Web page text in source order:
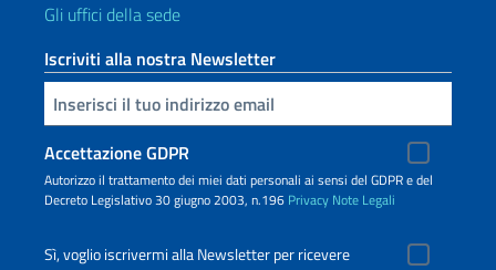
Gli uffici della sede
Iscriviti alla nostra Newsletter
Inserisci la tua email
Accettazione GDPR
Autorizzo il trattamento dei miei dati personali ai sensi del GDPR e del
Decreto Legislativo 30 giugno 2003, n.196 Privacy Note Legali
Sì, voglio iscrivermi alla Newsletter per ricevere